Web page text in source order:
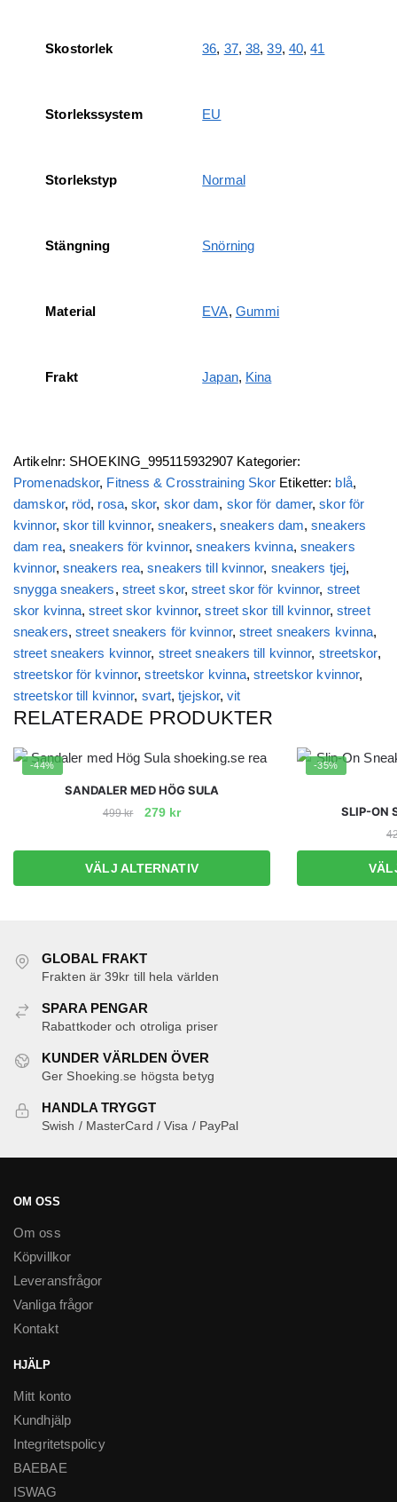
Skostorlek 36, 37,38,39, 40,41
Storlekssystem EU
Storlekstyp Normal
Stängning Snörning
Material EVA, Gummi
Frakt Japan, Kina
Artikelnr: SHOEKING_995115932907 Kategorier:
Promenadskor, Fitness & Crosstraining Skor Etiketter: blå,
damskor, röd, rosa,skor, skor dam, skor för damer,skor för
kvinnor, skor till kvinnor, sneakers, sneakers dam,sneakers
dam rea, sneakers för kvinnor,sneakers kvinna, sneakers
kvinnor, sneakers rea,sneakers till kvinnor, sneakers tjej,
snygga sneakers, street skor,street skor för kvinnor, street
skor kvinna,street skor kvinnor,street skor till kvinnor,street
sneakers,street sneakers för kvinnor, street sneakers kvinna,
street sneakers kvinnor, street sneakers till kvinnor, streetskor,
streetskor för kvinnor,streetskor kvinna,streetskor kvinnor,
streetskor till kvinnor, svart,tjejskor,vit
RELATERADE PRODUKTER
-44%
SANDALER MED HÖG SULA
499kr
Det
priset
var:
499 kr.
279 krDet
priset
är:
279 kr.
VÄLJ ALTERNATIV
här
produkten
De
alternativen
kan
väljas
på
-35%
SLIP-ON
GLOBAL FRAKT
Frakten är 39kr till hela världen
SPARA PENGAR
Rabattkoder och otroliga priser
KUNDER VÄRLDEN ÖVER
Ger Shoeking.se högsta betyg
HANDLA TRYGGT
Swish / MasterCard / Visa / PayPal
OM OSS
Om oss
Köpvillkor
Leveransfrågor
Vanliga frågor
Kontakt
HJÄLP
Mitt konto
Kundhjälp
Integritetspolicy
BAEBAE
ISWAG